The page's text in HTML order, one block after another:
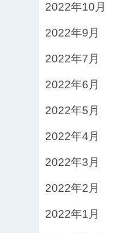
2022年10月
2022年9月
2022年7月
2022年6月
2022年5月
2022年4月
2022年3月
2022年2月
2022年1月